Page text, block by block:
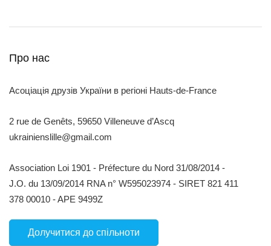
Про нас
Асоціація друзів України в регіоні Hauts-de-France
2 rue de Genêts, 59650 Villeneuve d’Ascq
ukrainienslille@gmail.com
Association Loi 1901 - Préfecture du Nord 31/08/2014 -
J.O. du 13/09/2014 RNA n° W595023974 - SIRET 821 411
378 00010 - APE 9499Z
Долучитися до спільноти